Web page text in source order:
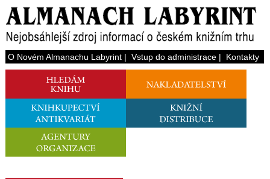
O Novém Almanachu Labyrint| Vstup do administrace| Kontakty